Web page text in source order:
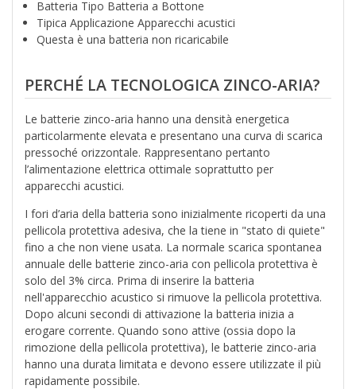
Batteria Tipo Batteria a Bottone
Tipica Applicazione Apparecchi acustici
Questa è una batteria non ricaricabile
PERCHÉ LA TECNOLOGICA ZINCO-ARIA?
Le batterie zinco-aria hanno una densità energetica
particolarmente elevata e presentano una curva di scarica
pressoché orizzontale. Rappresentano pertanto
l’alimentazione elettrica ottimale soprattutto per
apparecchi acustici.
I fori d’aria della batteria sono inizialmente ricoperti da una
pellicola protettiva adesiva, che la tiene in "stato di quiete"
fino a che non viene usata. La normale scarica spontanea
annuale delle batterie zinco-aria con pellicola protettiva è
solo del 3% circa. Prima di inserire la batteria
nell'apparecchio acustico si rimuove la pellicola protettiva.
Dopo alcuni secondi di attivazione la batteria inizia a
erogare corrente. Quando sono attive (ossia dopo la
rimozione della pellicola protettiva), le batterie zinco-aria
hanno una durata limitata e devono essere utilizzate il più
rapidamente possibile.